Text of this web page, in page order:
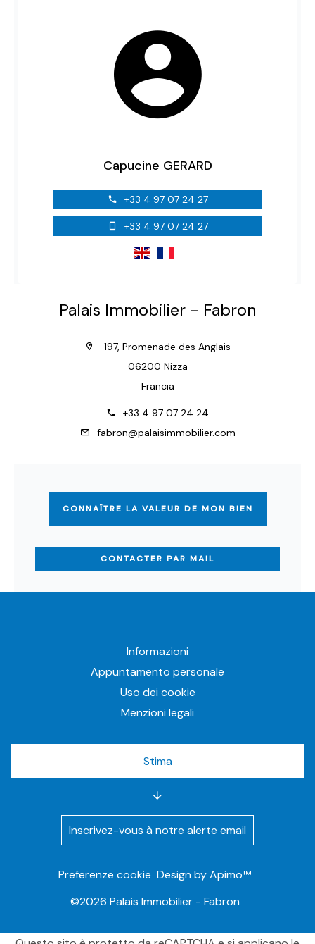
Capucine GERARD
+33 4 97 07 24 27
+33 4 97 07 24 27
Palais Immobilier - Fabron
197, Promenade des Anglais
06200 Nizza
Francia
+33 4 97 07 24 24
fabron@palaisimmobilier.com
CONNAÎTRE LA VALEUR DE MON BIEN
CONTACTER PAR MAIL
Informazioni
Appuntamento personale
Uso dei cookie
Menzioni legali
Stima
Inscrivez-vous à notre alerte email
Preferenze cookie Design byApimo™
©2026 Palais Immobilier - Fabron